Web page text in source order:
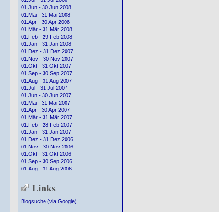
01.Jun - 30 Jun 2008
01.Mai - 31 Mai 2008
01.Apr - 30 Apr 2008
01.Mär - 31 Mär 2008
01.Feb - 29 Feb 2008
01.Jan - 31 Jan 2008
01.Dez - 31 Dez 2007
01.Nov - 30 Nov 2007
01.Okt - 31 Okt 2007
01.Sep - 30 Sep 2007
01.Aug - 31 Aug 2007
01.Jul - 31 Jul 2007
01.Jun - 30 Jun 2007
01.Mai - 31 Mai 2007
01.Apr - 30 Apr 2007
01.Mär - 31 Mär 2007
01.Feb - 28 Feb 2007
01.Jan - 31 Jan 2007
01.Dez - 31 Dez 2006
01.Nov - 30 Nov 2006
01.Okt - 31 Okt 2006
01.Sep - 30 Sep 2006
01.Aug - 31 Aug 2006
Links
Blogsuche (via Google)